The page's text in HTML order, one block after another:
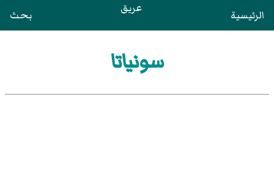
الرئيسية عريق بحث
سونياتا